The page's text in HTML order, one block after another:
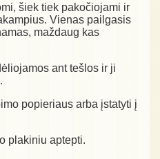
šiek tiek pakočiojami ir
Vienas pailgasis
maždaug kas
ant tešlos ir ji
popieriaus arba įstatyti į
plakiniu aptepti.